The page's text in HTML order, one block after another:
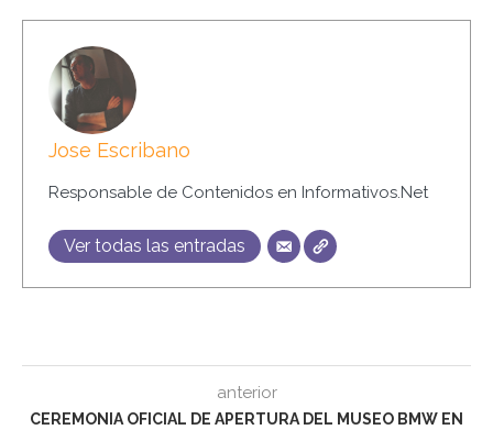
Jose Escribano
Responsable de Contenidos en Informativos.Net
Ver todas las entradas
anterior
CEREMONIA OFICIAL DE APERTURA DEL MUSEO BMW EN